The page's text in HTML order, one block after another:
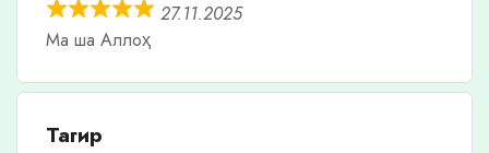
27.11.2025
Ма ша Аллоҳ
Тагир